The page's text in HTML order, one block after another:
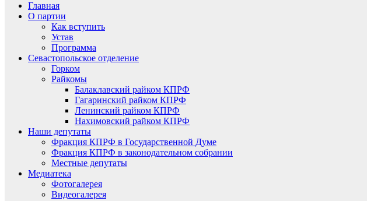
Главная
О партии
Как вступить
Устав
Программа
Севастопольское отделение
Горком
Райкомы
Балаклавский райком КПРФ
Гагаринский райком КПРФ
Ленинский райком КПРФ
Нахимовский райком КПРФ
Наши депутаты
Фракция КПРФ в Государственной Думе
Фракция КПРФ в законодательном собрании
Местные депутаты
Медиатека
Фотогалерея
Видеогалерея